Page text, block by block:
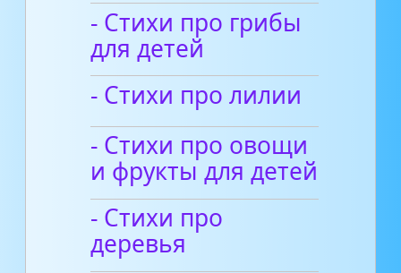
- Стихи про грибы
для детей
- Стихи про лилии
- Стихи про овощи
и фрукты для детей
- Стихи про
деревья